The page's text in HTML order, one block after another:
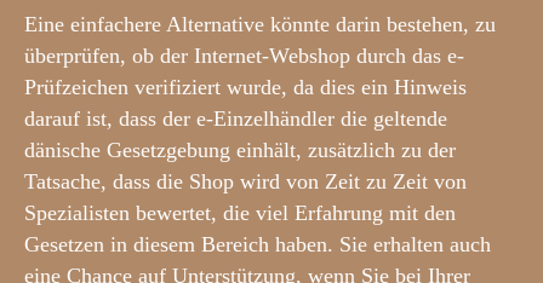
Eine einfachere Alternative könnte darin bestehen, zu
überprüfen, ob der Internet-Webshop durch das e-
Prüfzeichen verifiziert wurde, da dies ein Hinweis
darauf ist, dass der e-Einzelhändler die geltende
dänische Gesetzgebung einhält, zusätzlich zu der
Tatsache, dass die Shop wird von Zeit zu Zeit von
Spezialisten bewertet, die viel Erfahrung mit den
Gesetzen in diesem Bereich haben. Sie erhalten auch
eine Chance auf Unterstützung, wenn Sie bei Ihrer